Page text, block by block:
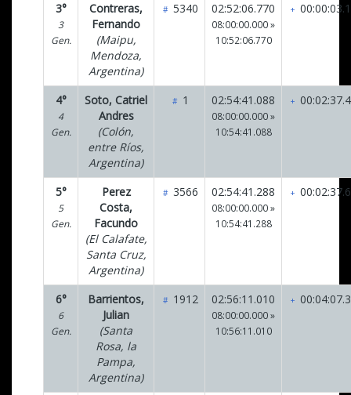
3°
3
Gen.
Contreras,
Fernando
(Maipu,
Mendoza,
Argentina)
# 5340 02:52:06.770
08:00:00.000 »
10:52:06.770
+
4°
4
Gen.
Soto, Catriel
Andres
(Colón,
entre Ríos,
Argentina)
# 1 02:54:41.088
08:00:00.000 »
10:54:41.088
+
5°
5
Gen.
Perez
Costa,
Facundo
(El Calafate,
Santa Cruz,
Argentina)
# 3566 02:54:41.288
08:00:00.000 »
10:54:41.288
+
6°
6
Gen.
Barrientos,
Julian
(Santa
Rosa, la
Pampa,
Argentina)
# 1912 02:56:11.010
08:00:00.000 »
10:56:11.010
+